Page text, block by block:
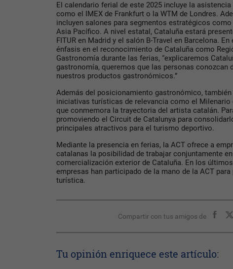
El calendario ferial de este 2025 incluye la
como el IMEX de Frankfurt o la WTM de Londres.
incluyen salones para segmentos estratégicos como
Asia Pacífico. A nivel estatal, Cataluña estará
FITUR en Madrid y el salón B-Travel en Barcelona.
énfasis en el reconocimiento de Cataluña como
Gastronomía durante las ferias, “explicaremos
gastronomía, queremos que las personas conozcan
nuestros productos gastronómicos.”
Además del posicionamiento gastronómico,
iniciativas turísticas de relevancia como el Milenario
que conmemora la trayectoria del artista catalán.
promoviendo el Circuit de Catalunya para
principales atractivos para el turismo deportivo.
Mediante la presencia en ferias, la ACT ofrece a
catalanas la posibilidad de trabajar conjuntamente
comercialización exterior de Cataluña. En los
empresas han participado de la mano de la ACT
turística.
Compartir con tus amigos de
Tu opinión enriquece este artículo: